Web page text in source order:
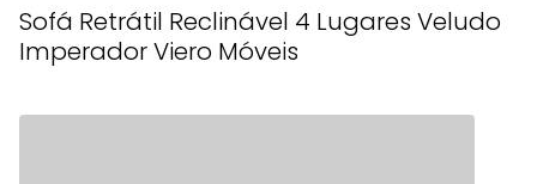
Sofá Retrátil Reclinável 4 Lugares Veludo
Imperador Viero Móveis